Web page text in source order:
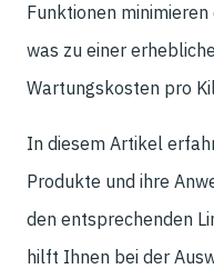
Funktionen
was zu einer
Wartungskosten pro
In diesem Artikel
Produkte und ihre
den entsprechenden
hilft Ihnen bei der